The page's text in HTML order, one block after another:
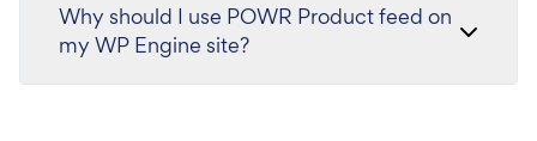
Why should I use POWR Product feed on
my WP Engine site?